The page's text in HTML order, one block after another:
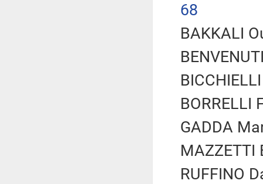
68
BAKKALI
BORRELLI
GADDA
MAZZETTI
RUFFINO